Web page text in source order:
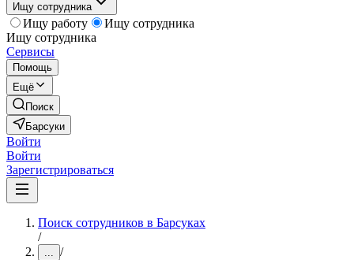
Ищу сотрудника
Ищу работу
Ищу сотрудника
Ищу сотрудника
Сервисы
Помощь
Ещё
Поиск
Барсуки
Войти
Войти
Зарегистрироваться
Поиск сотрудников в Барсуках
/
... /